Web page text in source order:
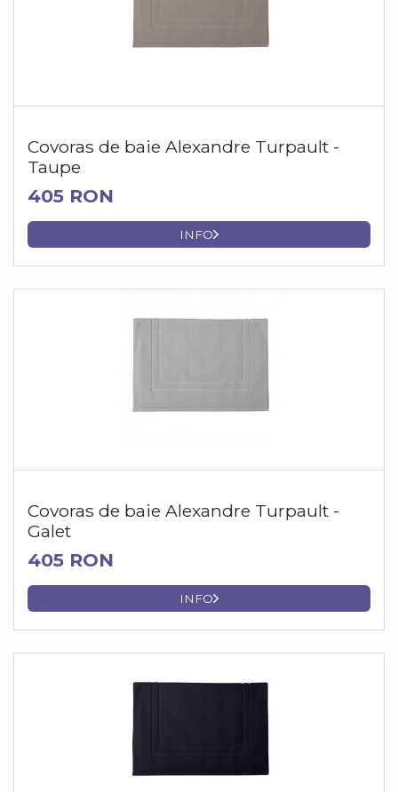
Covoras de baie Alexandre Turpault -
Taupe
405 RON
INFO
Covoras de baie Alexandre Turpault -
Galet
405 RON
INFO